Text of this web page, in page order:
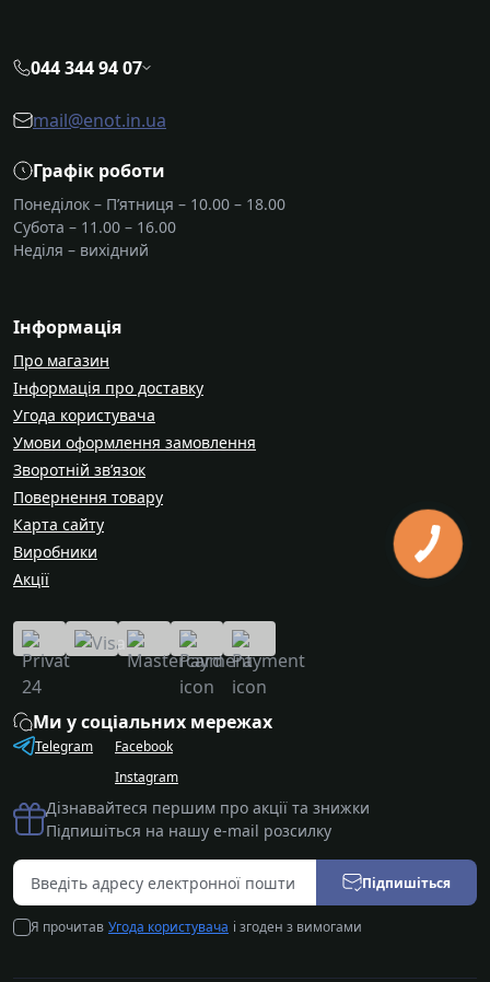
044 344 94 07
mail@enot.in.ua
Графік роботи
Понеділок – П’ятниця – 10.00 – 18.00
Субота – 11.00 – 16.00
Неділя – вихідний
Інформація
Про магазин
Інформація про доставку
Угода користувача
Умови оформлення замовлення
Зворотній зв’язок
Повернення товару
Карта сайту
Виробники
Акції
Ми у соціальних мережах
Telegram
Facebook
Instagram
Дізнавайтеся першим про акції та знижки
Підпишіться на нашу e-mail розсилку
Підпишіться
Я прочитав Угода користувача і згоден з вимогами